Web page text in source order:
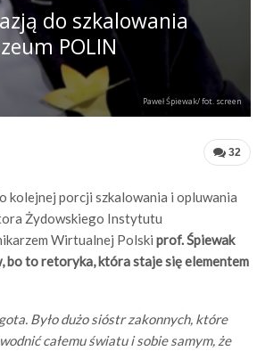
do szkalowania
POLIN
Paweł Śpiewak/ fot. screen
32
kolejnej porcji szkalowania i opluwania
Żydowskiego Instytutu
Wirtualnej Polski prof. Śpiewak
bo to retoryka, która staje się elementem
Było dużo sióstr zakonnych, które
całemu światu i sobie samym, że